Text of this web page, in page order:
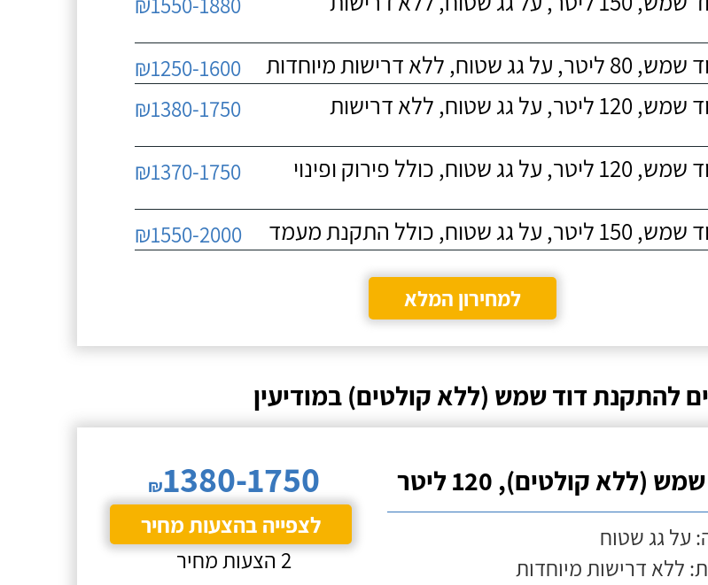
ללא דרישות מיוחדות ₪1250-1600
התקנת דוד שמש, 120 ליטר, על גג שטוח, ללא דרישות
₪1380-1750
התקנת דוד שמש, 120 ליטר, על גג שטוח, כולל פירוק ופינוי
₪1370-1750
שטוח, כולל התקנת מעמד ₪1550-2000
למחירון המלא
להתקנת דוד שמש (ללא קולטים) במודיעין
(ללא קולטים), 120 ליטר
על גג שטוח
ללא דרישות מיוחדות
₪1380-1750
לצפייה בהצעות מחיר
2 הצעות מחיר